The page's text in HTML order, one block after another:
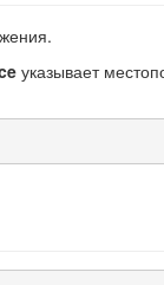
указывает